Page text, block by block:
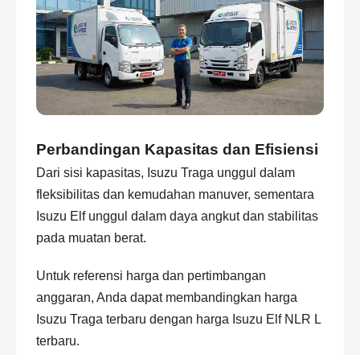
Perbandingan Kapasitas dan Efisiensi
Dari sisi kapasitas, Isuzu Traga unggul dalam
fleksibilitas dan kemudahan manuver, sementara
Isuzu Elf unggul dalam daya angkut dan stabilitas
pada muatan berat.
Untuk referensi harga dan pertimbangan
anggaran, Anda dapat membandingkan harga
Isuzu Traga terbaru dengan harga Isuzu Elf NLR L
terbaru.